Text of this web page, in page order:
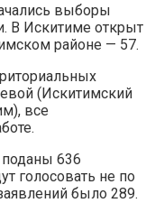
выборы
В Искитиме открыт
районе — 57.
(Искитимский
все
636
голосовать не по
было 289.